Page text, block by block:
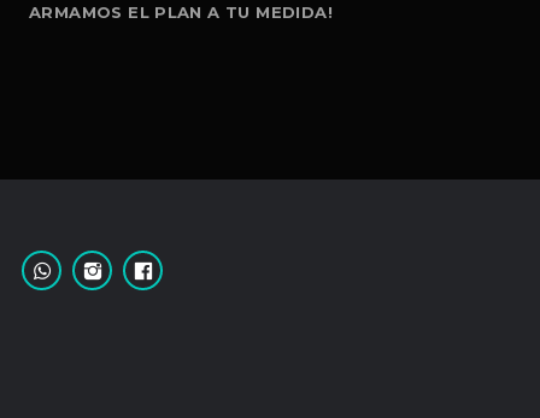
ARMAMOS EL PLAN A TU MEDIDA!